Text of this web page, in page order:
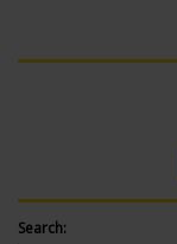
Search: